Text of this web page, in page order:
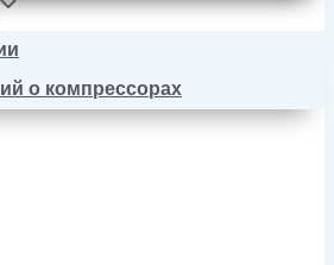
о компрессорах